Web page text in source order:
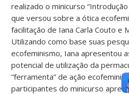
realizado o minicurso
que versou sobre a ótica
facilitação de Iana Carla Couto e
Utilizando como base suas
ecofeminismo, Iana apresentou
potencial de utilização da
“ferramenta” de ação
participantes do minicurso